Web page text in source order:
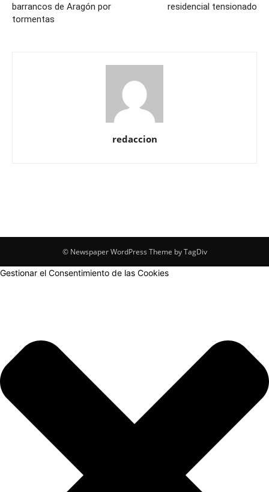
barrancos de Aragón por
tormentas
residencial tensionado
redaccion
© Newspaper WordPress Theme by TagDiv
Gestionar el Consentimiento de las Cookies